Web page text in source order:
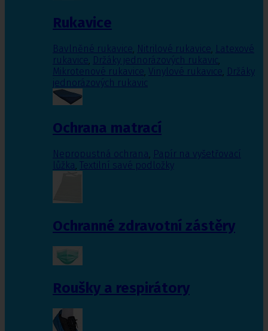
Rukavice
Bavlněné rukavice, Nitrilové rukavice, Latexové
rukavice, Držáky jednorázových rukavic,
Mikrotenové rukavice, Vinylové rukavice, Držáky
jednorázových rukavic
Ochrana matrací
Nepropustná ochrana, Papír na vyšetřovací
lůžka, Textilní savé podložky
Ochranné zdravotní zástěry
Roušky a respirátory